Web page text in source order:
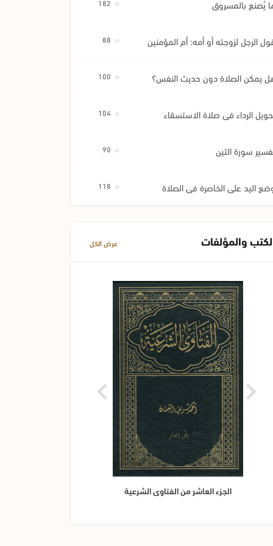
يُصنع بالمسروق
الرجل لزوجته أو أمه: أم المؤمنين
يمكن الصلاة دون حديث النفس؟
الرداء في صلاة الاستسقاء
سورة التين
اليد على الخاصرة في الصلاة
والمؤلفات عرض الكل
الجزء العاشر من الفتاوى الشرعية